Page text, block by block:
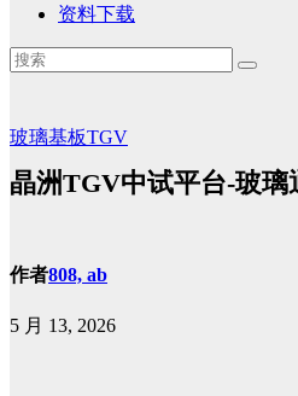
资料下载
玻璃基板TGV
晶洲TGV中试平台-玻
作者808, ab
5 月 13, 2026